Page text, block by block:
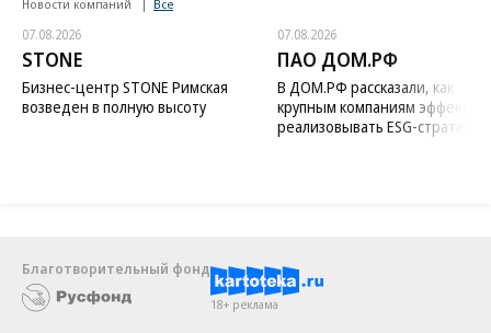
Новости компаний
07.08.2026
STONE
Бизнес-центр STONE Римская
07.08.2026
ПАО ДОМ.РФ
В ДОМ.РФ рассказали, как
крупным компаниям
Благотворительный фонд